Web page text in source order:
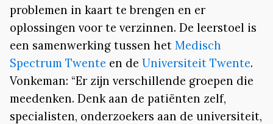
problemen in kaart te brengen en er
oplossingen voor te verzinnen. De leerstoel is
een samenwerking tussen het Medisch
Spectrum Twente en de Universiteit Twente.
Vonkeman: “Er zijn verschillende groepen die
meedenken. Denk aan de patiënten zelf,
specialisten, onderzoekers aan de universiteit,